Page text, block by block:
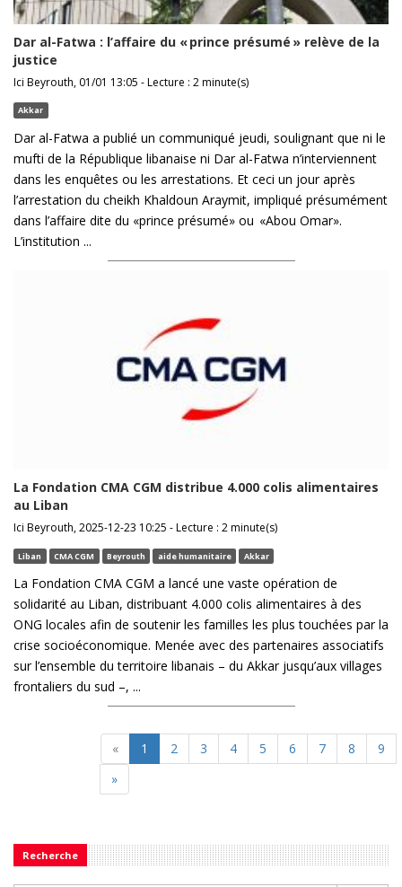
Dar al-Fatwa : l’affaire du « prince présumé » relève de la
justice
Ici Beyrouth, 01/01 13:05 - Lecture : 2 minute(s)
Akkar
Dar al-Fatwa a publié un communiqué jeudi, soulignant que ni le
mufti de la République libanaise ni Dar al-Fatwa n’interviennent
dans les enquêtes ou les arrestations. Et ceci un jour après
l’arrestation du cheikh Khaldoun Araymit, impliqué présumément
dans l’affaire dite du «prince présumé» ou «Abou Omar».
L’institution ...
La Fondation CMA CGM distribue 4.000 colis alimentaires
au Liban
Ici Beyrouth, 2025-12-23 10:25 - Lecture : 2 minute(s)
Liban CMA CGM Beyrouth aide humanitaire Akkar
La Fondation CMA CGM a lancé une vaste opération de
solidarité au Liban, distribuant 4.000 colis alimentaires à des
ONG locales afin de soutenir les familles les plus touchées par la
crise socioéconomique. Menée avec des partenaires associatifs
sur l’ensemble du territoire libanais – du Akkar jusqu’aux villages
frontaliers du sud –, ...
« 1 2 3 4 5 6 7 8
9
»
Recherche